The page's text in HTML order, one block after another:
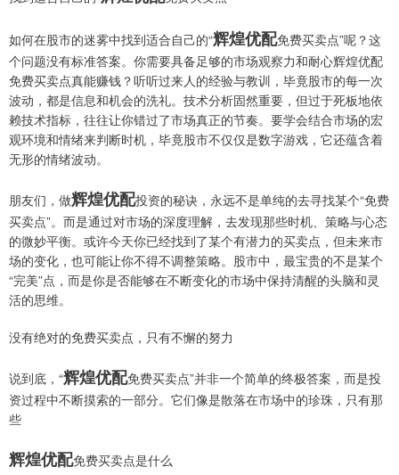
如何在股市的迷雾中找到适合自己的“辉煌优配免费买卖点”呢？这
个问题没有标准答案。你需要具备足够的市场观察力和耐心辉煌优配
免费买卖点真能赚钱？听听过来人的经验与教训，毕竟股市的每一次
波动，都是信息和机会的洗礼。技术分析固然重要，但过于死板地依
赖技术指标，往往让你错过了市场真正的节奏。要学会结合市场的宏
观环境和情绪来判断时机，毕竟股市不仅仅是数字游戏，它还蕴含着
无形的情绪波动。
朋友们，做辉煌优配投资的秘诀，永远不是单纯的去寻找某个“免费
买卖点”。而是通过对市场的深度理解，去发现那些时机、策略与心态
的微妙平衡。或许今天你已经找到了某个有潜力的买卖点，但未来市
场的变化，也可能让你不得不调整策略。股市中，最宝贵的不是某个
“完美”点，而是你是否能够在不断变化的市场中保持清醒的头脑和灵
活的思维。
没有绝对的免费买卖点，只有不懈的努力
说到底，“辉煌优配免费买卖点”并非一个简单的终极答案，而是投
资过程中不断摸索的一部分。它们像是散落在市场中的珍珠，只有那
些
辉煌优配免费买卖点是什么